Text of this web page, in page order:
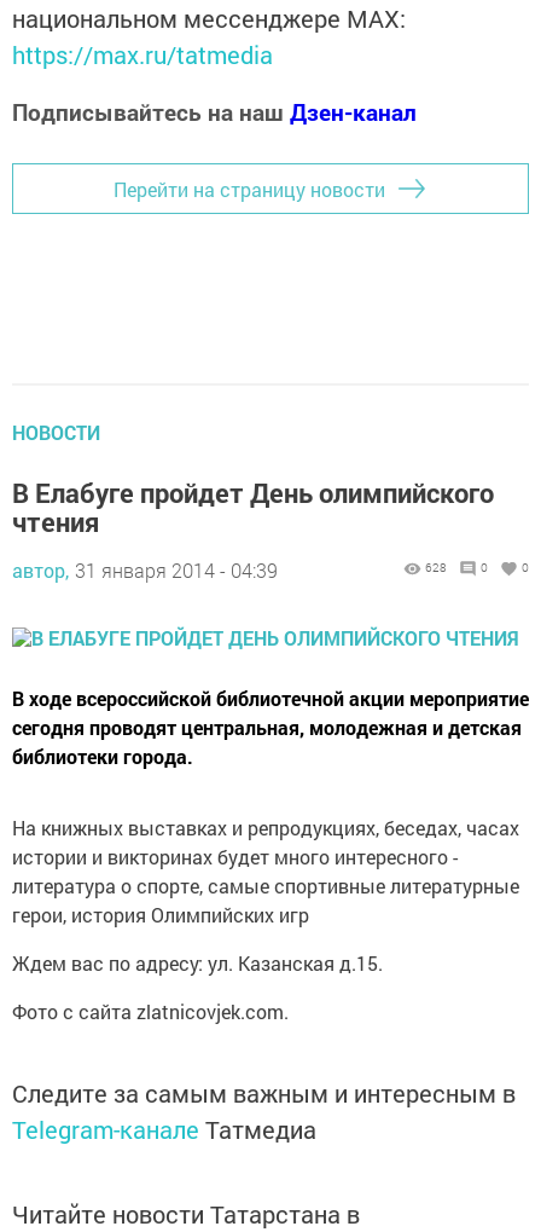
национальном мессенджере MАХ:
https://max.ru/tatmedia
Подписывайтесь на наш Дзен-канал
Перейти на страницу новости
НОВОСТИ
В Елабуге пройдет День олимпийского
чтения
автор, 31 января 2014 - 04:39 628 0 0
В ходе всероссийской библиотечной акции мероприятие
сегодня проводят центральная, молодежная и детская
библиотеки города.
На книжных выставках и репродукциях, беседах, часах
истории и викторинах будет много интересного -
литература о спорте, самые спортивные литературные
герои, история Олимпийских игр
Ждем вас по адресу: ул. Казанская д.15.
Фото с сайта zlatnicovjek.com.
Следите за самым важным и интересным в
Telegram-канале Татмедиа
Читайте новости Татарстана в